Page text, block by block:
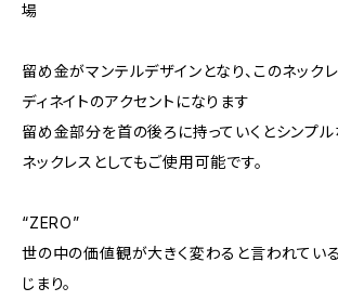
場
留め金がマンテルデザインとなり、このネック
ディネイトのアクセントになります
留め金部分を首の後ろに持っていくとシンプ
ネックレスとしてもご使用可能です。
“ZERO”
世の中の価値観が大きく変わると言われてい
じまり。